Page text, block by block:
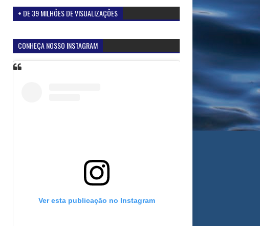
+ DE 39 MILHÕES DE VISUALIZAÇÕES
CONHEÇA NOSSO INSTAGRAM
Ver esta publicação no Instagram